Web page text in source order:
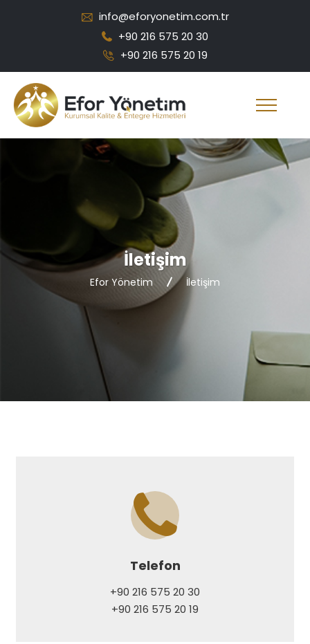
info@eforyonetim.com.tr
+90 216 575 20 30
+90 216 575 20 19
İletişim
Efor Yönetim İletişim
Telefon
+90 216 575 20 30
+90 216 575 20 19